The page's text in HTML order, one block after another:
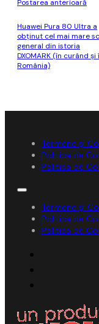
Postarea anterioară
Huawei Pura 80 Ultra a
obţinut cel mai mare
general din istoria
DXOMARK (în curând şi
România)
Termene și
Politica de
Politica de
Termene și
Politica de
Politica de